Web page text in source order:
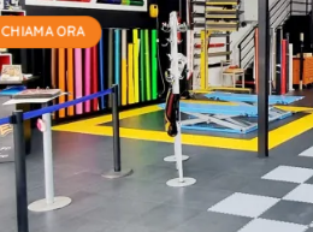
CHIAMA ORA